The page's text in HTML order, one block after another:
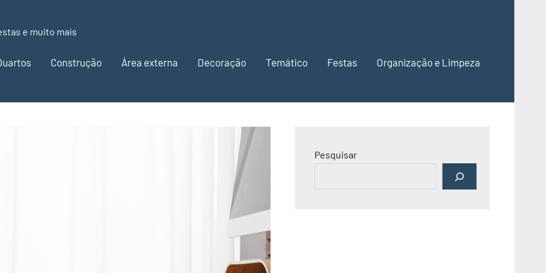
e muito mais
Construção Área externa Decoração Temático Festas Organização e Limpeza
Pesquisar